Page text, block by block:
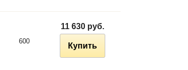
600
11 630 руб.
Купить